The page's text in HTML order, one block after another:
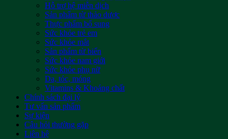
Hỗ trợ hệ miễn dịch
Sản phẩm từ thảo dược
Thực phẩm bổ sung
Sức khỏe trẻ em
Sức khỏe mắt
Sản phẩm từ biển
Sức khỏe nam giới
Sức khỏe phụ nữ
Da, tóc, móng
Vitamins & Khoáng chất
Chính sách đại lý
Tư vấn sản phẩm
Sự kiện
Câu hỏi thường gặp
Liên hệ